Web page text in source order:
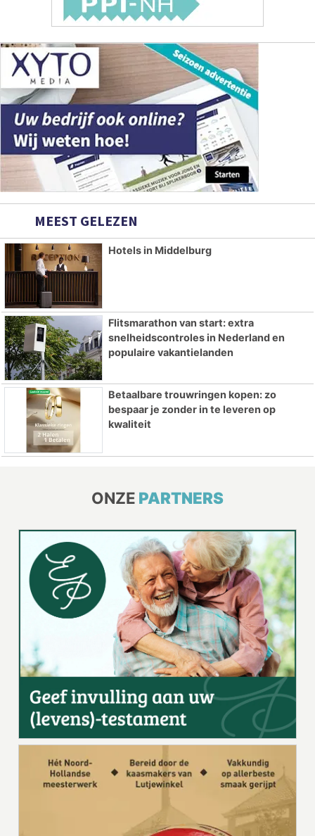
MEEST GELEZEN
Hotels in Middelburg
Flitsmarathon van start: extra
snelheidscontroles in Nederland en
populaire vakantielanden
Betaalbare trouwringen kopen: zo
bespaar je zonder in te leveren op
kwaliteit
ONZE PARTNERS